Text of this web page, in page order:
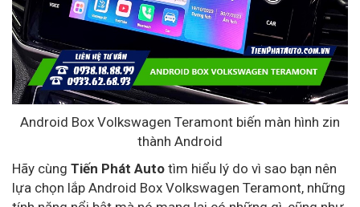
Android Box Volkswagen Teramont biến màn hình zin
thành Android
Hãy cùng Tiến Phát Auto tìm hiểu lý do vì sao bạn nên
lựa chọn lắp Android Box Volkswagen Teramont, những